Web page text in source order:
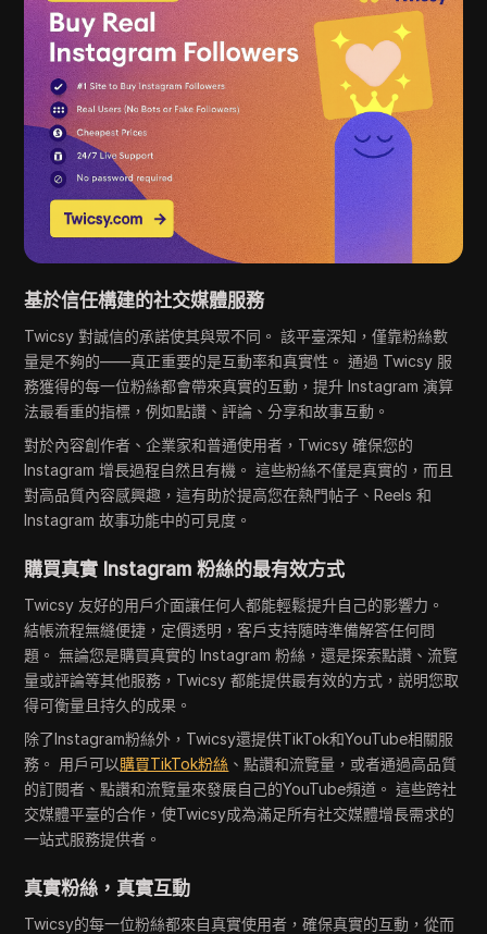
基於信任構建的社交媒體服務
Twicsy 對誠信的承諾使其與眾不同。 該平臺深知，僅靠粉絲數
量是不夠的——真正重要的是互動率和真實性。 通過 Twicsy 服
務獲得的每一位粉絲都會帶來真實的互動，提升 Instagram 演算
法最看重的指標，例如點讚、評論、分享和故事互動。
對於內容創作者、企業家和普通使用者，Twicsy 確保您的
Instagram 增長過程自然且有機。 這些粉絲不僅是真實的，而且
對高品質內容感興趣，這有助於提高您在熱門帖子、Reels 和
Instagram 故事功能中的可見度。
購買真實 Instagram 粉絲的最有效方式
Twicsy 友好的用戶介面讓任何人都能輕鬆提升自己的影響力。
結帳流程無縫便捷，定價透明，客戶支持隨時準備解答任何問
題。 無論您是購買真實的 Instagram 粉絲，還是探索點讚、流覽
量或評論等其他服務，Twicsy 都能提供最有效的方式，説明您取
得可衡量且持久的成果。
除了Instagram粉絲外，Twicsy還提供TikTok和YouTube相關服
務。 用戶可以購買TikTok粉絲 、點讚和流覽量，或者通過高品質
的訂閱者、點讚和流覽量來發展自己的YouTube頻道。 這些跨社
交媒體平臺的合作，使Twicsy成為滿足所有社交媒體增長需求的
一站式服務提供者。
真實粉絲，真實互動
Twicsy的每一位粉絲都來自真實使用者，確保真實的互動，從而